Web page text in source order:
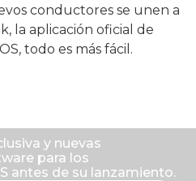
conductores se unen a
la aplicación oficial de
todo es más fácil.
y nuevas
para los
antes de su lanzamiento.